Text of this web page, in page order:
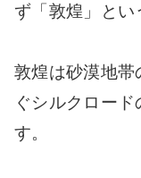
ず「敦煌」とい
敦煌は砂漠地帯
ぐシルクロー
す。